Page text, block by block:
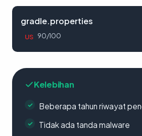
gradle.properties
US 90/100
Kelebihan
Beberapa tahun riwayat
Tidak ada tanda malware